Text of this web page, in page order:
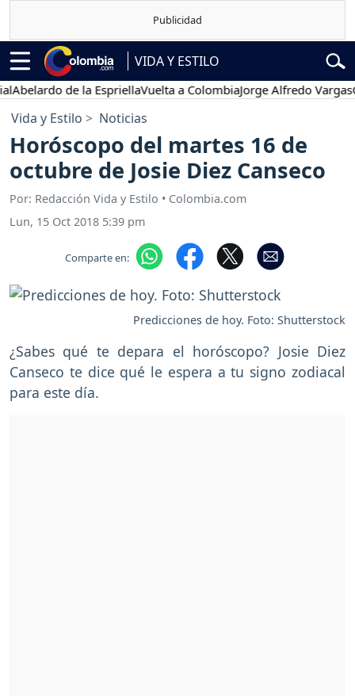
VIDA Y ESTILO
de la EspriellaVuelta a ColombiaJorge Alfredo Vargas
Vida y Estilo Noticias
Horóscopo del martes 16 de
octubre de Josie Diez Canseco
Por: Redacción Vida y Estilo • Colombia.com
Lun, 15 Oct 2018 5:39 pm
Comparte en:
Predicciones de hoy. Foto: Shutterstock
¿Sabes qué te depara el horóscopo? Josie Diez
Canseco te dice qué le espera a tu signo zodiacal
para este día.